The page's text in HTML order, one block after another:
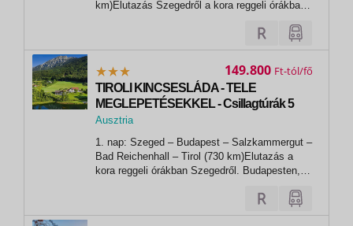
km)Elutazás Szegedről a kora reggeli órákban.
Bucsu határátkelőn keresztül utazunk tovább a
Graz–Klagenfurt–Wörthi-tó–Spittal útvonalon.
TIROLI KINCSESLÁDA - TELE
MEGLEPETÉSEKKEL - Csillagtúrák 5
ország hegycsúcsai között
Ausztria
1. nap: Szeged – Budapest – Salzkammergut –
Bad Reichenhall – Tirol (730 km)Elutazás a
kora reggeli órákban Szegedről. Budapesten,
Reichenhallba. A gyönyörű fürdő és klimatikus
149.800 Ft